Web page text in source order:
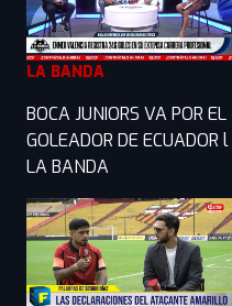
LA BANDA
BOCA JUNIORS VA POR EL
GOLEADOR DE ECUADOR l
LA BANDA